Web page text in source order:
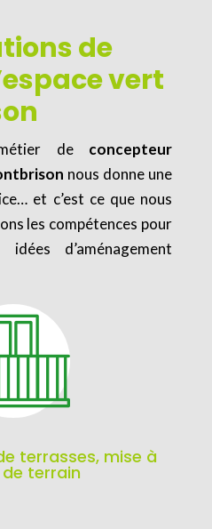
de
vert
de concepteur
nous donne une
et c’est ce que nous
les compétences pour
d’aménagement
terrasses, mise à
terrain